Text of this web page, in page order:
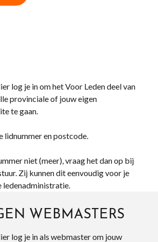
log je in om het Voor Leden deel van
provinciale of jouw eigen
te gaan.
lidnummer en postcode.
niet (meer), vraag het dan op bij
Zij kunnen dit eenvoudig voor je
ledenadministratie.
WEBMASTERS
log je in als webmaster om jouw